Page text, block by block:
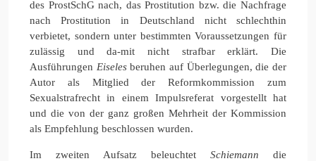
des ProstSchG nach, das Prostitution bzw. die Nachfrage
nach Prostitution in Deutschland nicht schlechthin
verbietet, sondern unter bestimmten Voraussetzungen für
zulässig und da-mit nicht strafbar erklärt. Die
Ausführungen Eiselesberuhen auf Überlegungen, die der
Autor als Mitglied der Reformkommission zum
Sexualstrafrecht in einem Impulsreferat vorgestellt hat
und die von der ganz großen Mehrheit der Kommission
als Empfehlung beschlossen wurden.
Im zweiten Aufsatz beleuchtet Schiemann die